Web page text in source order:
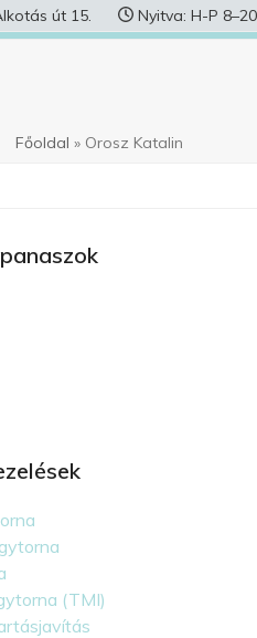
út 15. Nyitva: H-P 8–20
Főoldal » Orosz Katalin
(TMI)